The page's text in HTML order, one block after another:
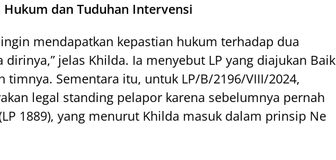
dan Tuduhan Intervensi
mendapatkan kepastian hukum terhadap dua
dirinya,” jelas Khilda. Ia menyebut LP yang diajukan Baik
timnya. Sementara itu, untuk LP/B/2196/VIII/2024,
legal standing pelapor karena sebelumnya pernah
1889), yang menurut Khilda masuk dalam prinsip Ne